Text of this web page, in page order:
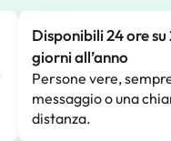
Disponibili 24 ore su
giorni all’anno
Persone vere,
messaggio o una
distanza.